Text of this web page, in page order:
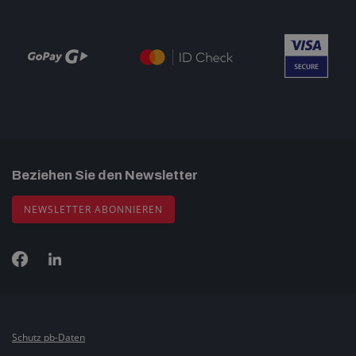
Beziehen Sie den Newsletter
NEWSLETTER ABONNIEREN
Schutz pb-Daten